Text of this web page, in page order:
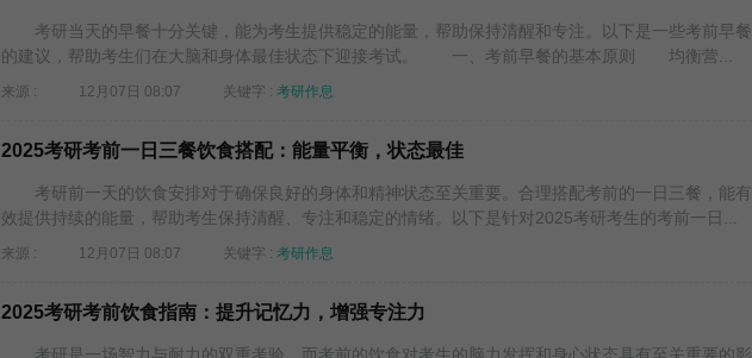
考研当天的早餐十分关键，能为考生提供稳定的能量，帮助保持清醒和专注。以下是一些考前早餐
的建议，帮助考生们在大脑和身体最佳状态下迎接考试。 一、考前早餐的基本原则 均衡营...
来源 : 12月07日 08:07 关键字 : 考研作息
2025考研考前一日三餐饮食搭配：能量平衡，状态最佳
考研前一天的饮食安排对于确保良好的身体和精神状态至关重要。合理搭配考前的一日三餐，能有
效提供持续的能量，帮助考生保持清醒、专注和稳定的情绪。以下是针对2025考研考生的考前一日...
来源 : 12月07日 08:07 关键字 : 考研作息
2025考研考前饮食指南：提升记忆力，增强专注力